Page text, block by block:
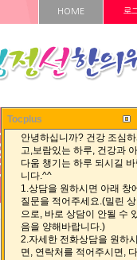
HOME 로
선 자료실
Tocplus